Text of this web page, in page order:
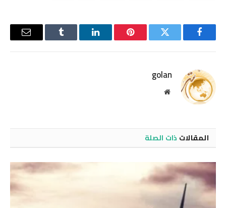
فيسبوك تويتر بينتيريستلينكدإن Tumblr
البريد
golan
موقع
المقالات ذات الصلة